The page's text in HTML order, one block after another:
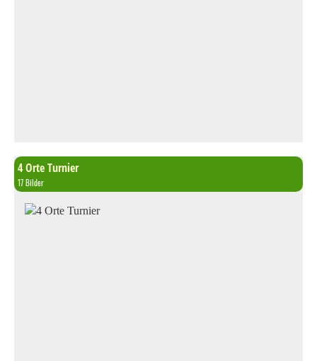
4 Orte Turnier
17 Bilder